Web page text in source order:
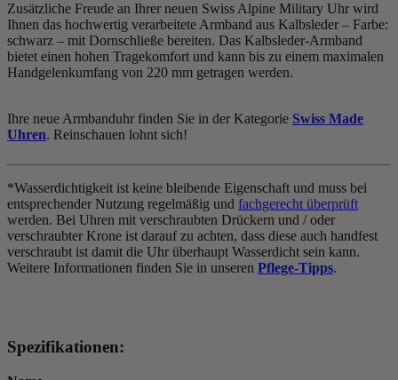
Zusätzliche Freude an Ihrer neuen Swiss Alpine Military Uhr wird
Ihnen das hochwertig verarbeitete Armband aus Kalbsleder – Farbe:
schwarz – mit Dornschließe bereiten. Das Kalbsleder-Armband
bietet einen hohen Tragekomfort und kann bis zu einem maximalen
Handgelenkumfang von 220 mm getragen werden.
Ihre neue Armbanduhr finden Sie in der Kategorie Swiss Made
Uhren. Reinschauen lohnt sich!
*Wasserdichtigkeit ist keine bleibende Eigenschaft und muss bei
entsprechender Nutzung regelmäßig und fachgerecht überprüft
werden. Bei Uhren mit verschraubten Drückern und / oder
verschraubter Krone ist darauf zu achten, dass diese auch handfest
verschraubt ist damit die Uhr überhaupt Wasserdicht sein kann.
Weitere Informationen finden Sie in unseren Pflege-Tipps.
Spezifikationen: